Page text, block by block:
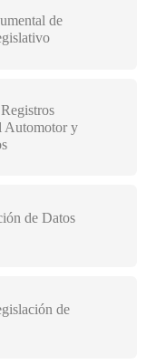
de
Automotor y
de Datos
de